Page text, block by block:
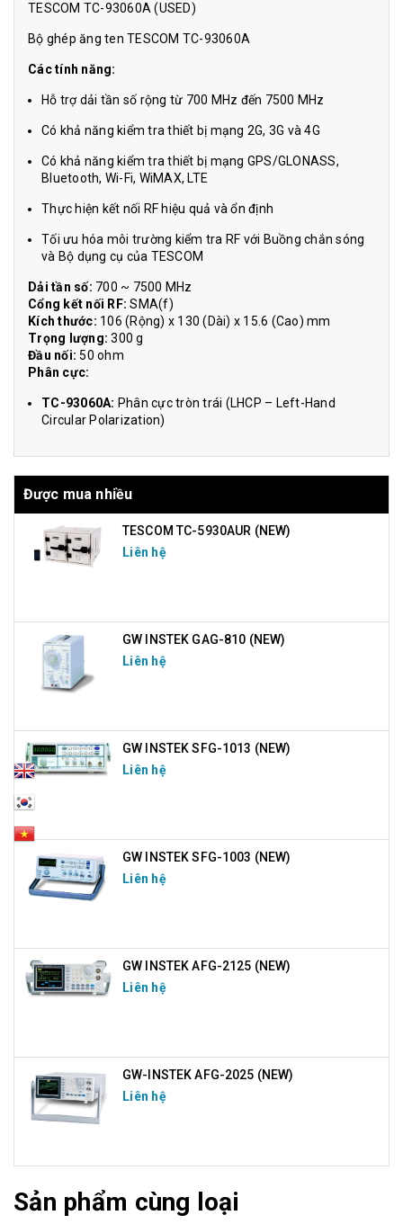
TESCOM TC-93060A (USED)
Bộ ghép ăng ten TESCOM TC-93060A
Các tính năng:
Hỗ trợ dải tần số rộng từ 700 MHz đến 7500 MHz
Có khả năng kiểm tra thiết bị mạng 2G, 3G và 4G
Có khả năng kiểm tra thiết bị mạng GPS/GLONASS,
Bluetooth, Wi-Fi, WiMAX, LTE
Thực hiện kết nối RF hiệu quả và ổn định
Tối ưu hóa môi trường kiểm tra RF với Buồng chắn sóng
và Bộ dụng cụ của TESCOM
Dải tần số: 700 ~ 7500 MHz
Cổng kết nối RF: SMA(f)
Kích thước: 106 (Rộng) x 130 (Dài) x 15.6 (Cao) mm
Trọng lượng: 300 g
Đầu nối: 50 ohm
Phân cực:
TC-93060A: Phân cực tròn trái (LHCP – Left-Hand
Circular Polarization)
Được mua nhiều
TESCOM TC-5930AUR (NEW)
Liên hệ
GW INSTEK GAG-810 (NEW)
Liên hệ
GW INSTEK SFG-1013 (NEW)
Liên hệ
GW INSTEK SFG-1003 (NEW)
Liên hệ
GW INSTEK AFG-2125 (NEW)
Liên hệ
GW-INSTEK AFG-2025 (NEW)
Liên hệ
Sản phẩm cùng loại